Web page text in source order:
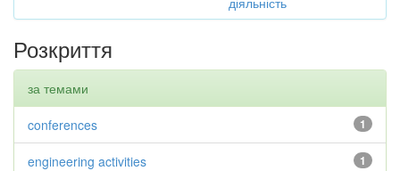
Розкриття
за темами
1
conferences
1
engineering activities